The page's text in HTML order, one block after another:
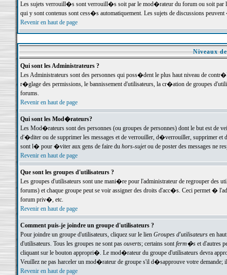
Les sujets verrouill�s sont verrouill�s soit par le mod�rateur du forum ou soit par
qui y sont contenus sont cess�s automatiquement. Les sujets de discussions
Revenir en haut de page
Niveaux
Qui sont les Administrateurs ?
Les Administrateurs sont des personnes qui poss�dent le plus haut niveau de
r�glage des permissions, le bannissement d'utilisateurs, la cr�ation de groupes
forums.
Revenir en haut de page
Qui sont les Mod�rateurs?
Les Mod�rateurs sont des personnes (ou groupes de personnes) dont le but est de
d'�diter ou de supprimer les messages et de verrouiller, d�verrouiller, supprimer
sont l� pour �viter aux gens de faire du hors-sujetou de poster des messages ne
Revenir en haut de page
Que sont les groupes d'utilisateurs ?
Les groupes d'utilisateurs sont une mani�re pour l'administrateur de regrouper des
forums) et chaque groupe peut se voir assigner des droits d'acc�s. Ceci permet
forum priv�, etc.
Revenir en haut de page
Comment puis-je joindre un groupe d'utilisateurs ?
Pour joindre un groupe d'utilisateurs, cliquez sur le lien Groupes d'utilisateursen haut
d'utilisateurs. Tous les groupes ne sont pas ouverts; certains sontferm�set d'autres
cliquant sur le bouton appropri�. Le mod�rateur du groupe d'utilisateurs devra
Veuillez ne pas harceler un mod�rateur de groupe s'il d�sapprouve votre demande;
Revenir en haut de page